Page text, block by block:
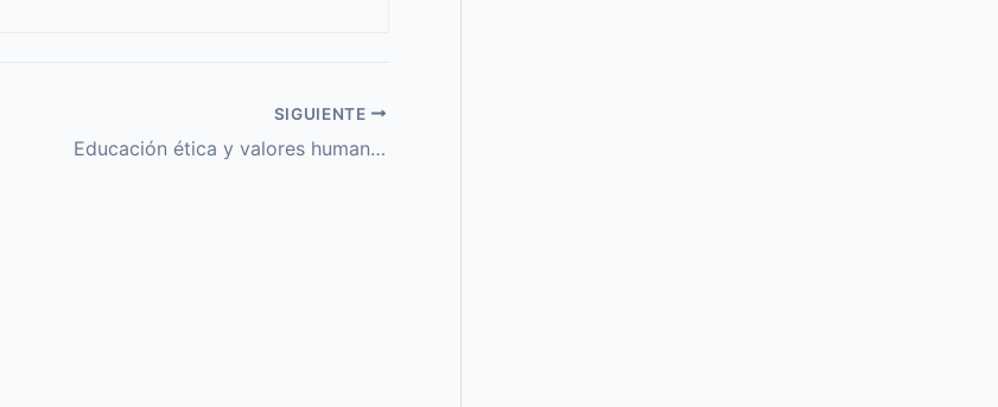
SIGUIENTE
Educación ética y valores humanos Grado 7